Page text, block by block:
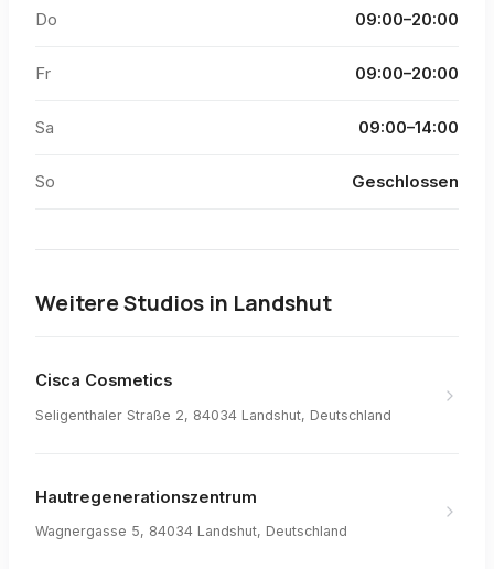
Do 09:00–20:00
Fr 09:00–20:00
Sa 09:00–14:00
So Geschlossen
Weitere Studios in Landshut
Cisca Cosmetics
Seligenthaler Straße 2, 84034 Landshut, Deutschland
Hautregenerationszentrum
Wagnergasse 5, 84034 Landshut, Deutschland